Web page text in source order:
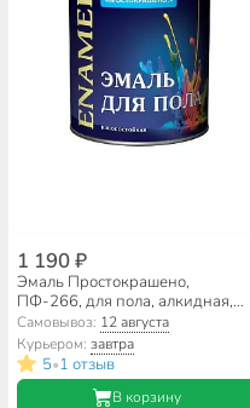
1 190 ₽
Эмаль Простокрашено,
ПФ-266, для пола, алкидная,
желто-коричневая, 2.7 кг
Самовывоз: 12 августа
Курьером:завтра
5•1 отзыв
В корзину